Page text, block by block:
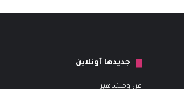
جديدها أونلاين
فن ومشاهير